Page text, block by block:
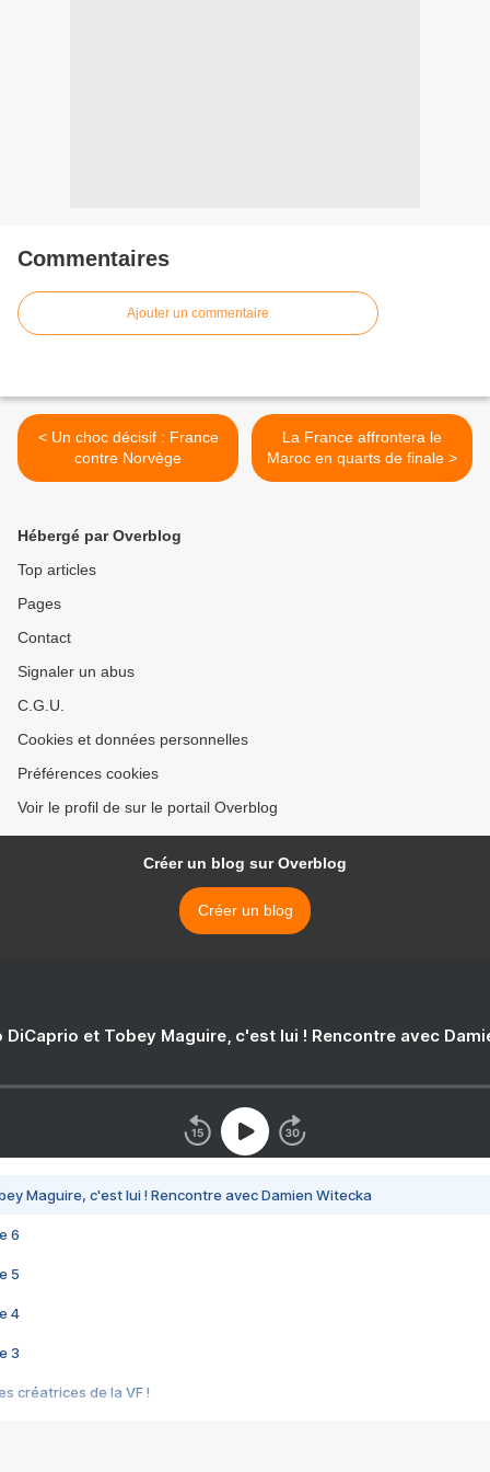
Commentaires
Ajouter un commentaire
< Un choc décisif : France
contre Norvège
La France affrontera le
Maroc en quarts de finale >
Hébergé par Overblog
Top articles
Pages
Contact
Signaler un abus
C.G.U.
Cookies et données personnelles
Préférences cookies
Voir le profil de sur le portail Overblog
Créer un blog sur Overblog
Créer un blog
DiCaprio et Tobey Maguire, c'est lui ! Rencontre avec
Maguire, c'est lui ! Rencontre avec Damien Witecka
6
5
4
3
créatrices de la VF !